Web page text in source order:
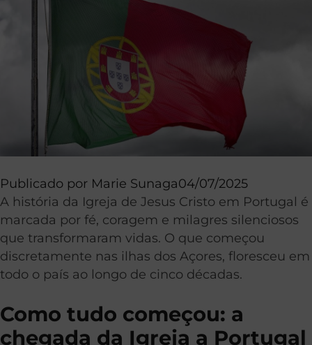
Publicado por Marie Sunaga04/07/2025
A história da Igreja de Jesus Cristo em Portugal é
marcada por fé, coragem e milagres silenciosos
que transformaram vidas. O que começou
discretamente nas ilhas dos Açores, floresceu em
todo o país ao longo de cinco décadas.
Como tudo começou: a
chegada da Igreja a Portugal